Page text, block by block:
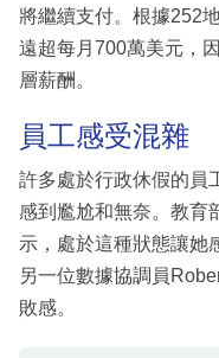
將繼續支付。根據252
遠超每月700萬美元，
層薪酬。
員工感受混雜
許多處於行政休假的員
感到尷尬和無奈。教育
示，處於這種狀態讓她
另一位數據協調員
敗感。